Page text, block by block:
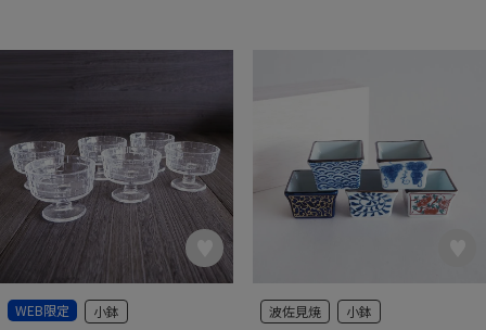
WEB限定 小鉢 波佐見焼 小鉢